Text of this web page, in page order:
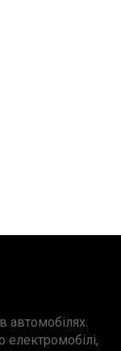
автомобілях.